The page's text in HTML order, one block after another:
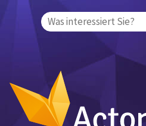
Suchen